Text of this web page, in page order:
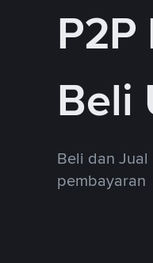
P2P
Beli
Beli dan
pembayaran